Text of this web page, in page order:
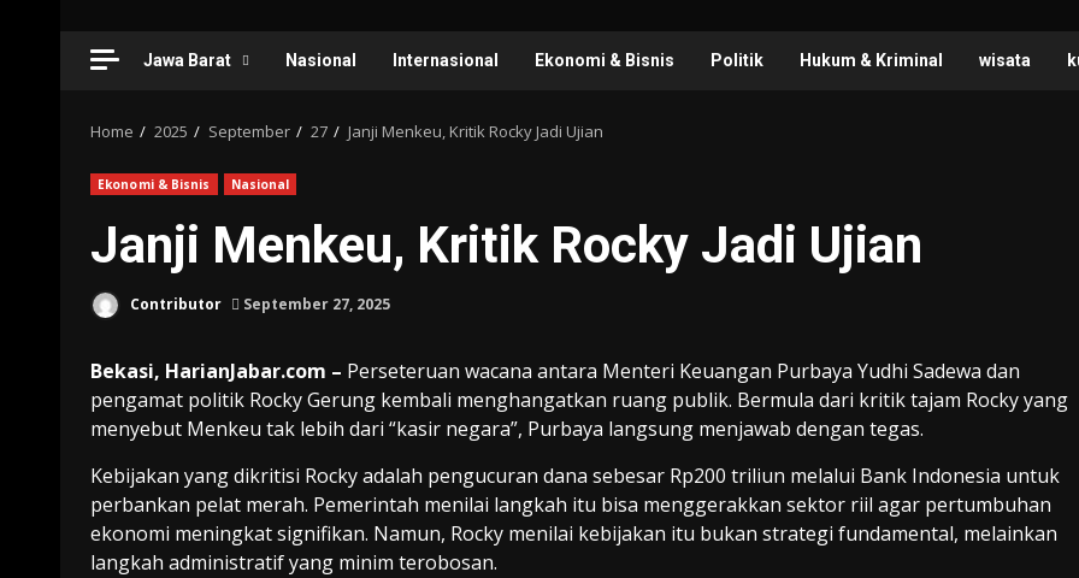
Jawa Barat Nasional Internasional Ekonomi & Bisnis Politik Hukum & Kriminal wisata
Home 2025 September 27 Janji Menkeu, Kritik Rocky Jadi Ujian
Ekonomi & Bisnis Nasional
Janji Menkeu, Kritik Rocky Jadi Ujian
Contributor September 27, 2025
Bekasi, HarianJabar.com – Perseteruan wacana antara Menteri Keuangan Purbaya Yudhi Sadewa dan
pengamat politik Rocky Gerung kembali menghangatkan ruang publik. Bermula dari kritik tajam Rocky yang
menyebut Menkeu tak lebih dari “kasir negara”, Purbaya langsung menjawab dengan tegas.
Kebijakan yang dikritisi Rocky adalah pengucuran dana sebesar Rp200 triliun melalui Bank Indonesia untuk
perbankan pelat merah. Pemerintah menilai langkah itu bisa menggerakkan sektor riil agar pertumbuhan
ekonomi meningkat signifikan. Namun, Rocky menilai kebijakan itu bukan strategi fundamental, melainkan
langkah administratif yang minim terobosan.